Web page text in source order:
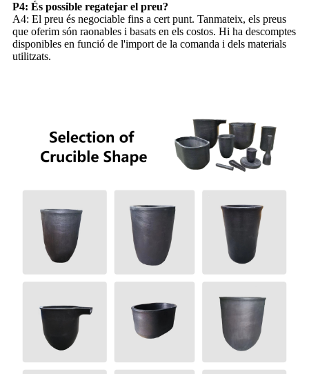
P4: És possible regatejar el preu?
A4: El preu és negociable fins a cert punt. Tanmateix, els preus
que oferim són raonables i basats en els costos. Hi ha descomptes
disponibles en funció de l'import de la comanda i dels materials
utilitzats.